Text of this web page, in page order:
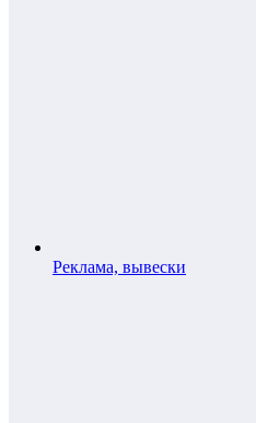
Реклама, вывески